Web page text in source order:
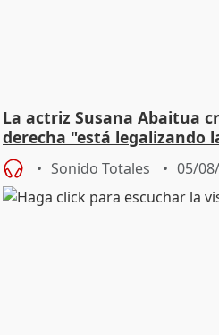
La actriz Susana Abaitua
derecha "está legalizando
Sonido Totales 05/